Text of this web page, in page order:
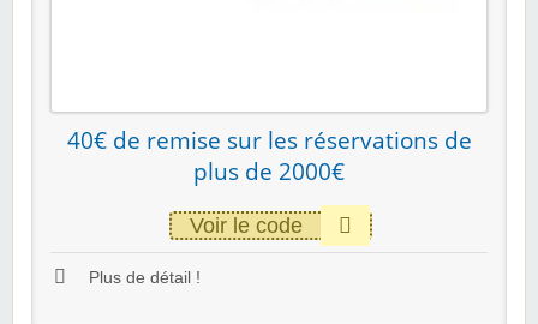
40€ de remise sur les réservations de
plus de 2000€
Voir le code
Plus de détail !